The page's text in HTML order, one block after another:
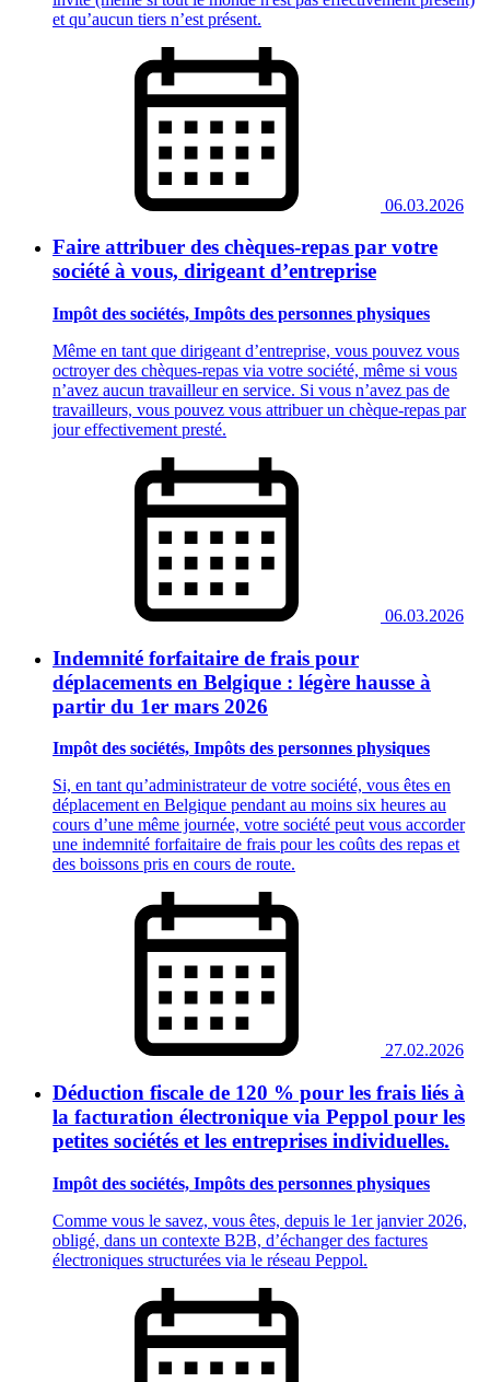
et qu’aucun tiers n’est présent.
06.03.2026
Faire attribuer des chèques‑repas par votre
société à vous, dirigeant d’entreprise
Impôt des sociétés, Impôts des personnes physiques
Même en tant que dirigeant d’entreprise, vous pouvez vous
octroyer des chèques‑repas via votre société, même si vous
n’avez aucun travailleur en service. Si vous n’avez pas de
travailleurs, vous pouvez vous attribuer un chèque‑repas par
jour effectivement presté.
06.03.2026
Indemnité forfaitaire de frais pour
déplacements en Belgique : légère hausse à
partir du 1er mars 2026
Impôt des sociétés, Impôts des personnes physiques
Si, en tant qu’administrateur de votre société, vous êtes en
déplacement en Belgique pendant au moins six heures au
cours d’une même journée, votre société peut vous accorder
une indemnité forfaitaire de frais pour les coûts des repas et
des boissons pris en cours de route.
27.02.2026
Déduction fiscale de 120 % pour les frais liés à
la facturation électronique via Peppol pour les
petites sociétés et les entreprises individuelles.
Impôt des sociétés, Impôts des personnes physiques
Comme vous le savez, vous êtes, depuis le 1er janvier 2026,
obligé, dans un contexte B2B, d’échanger des factures
électroniques structurées via le réseau Peppol.